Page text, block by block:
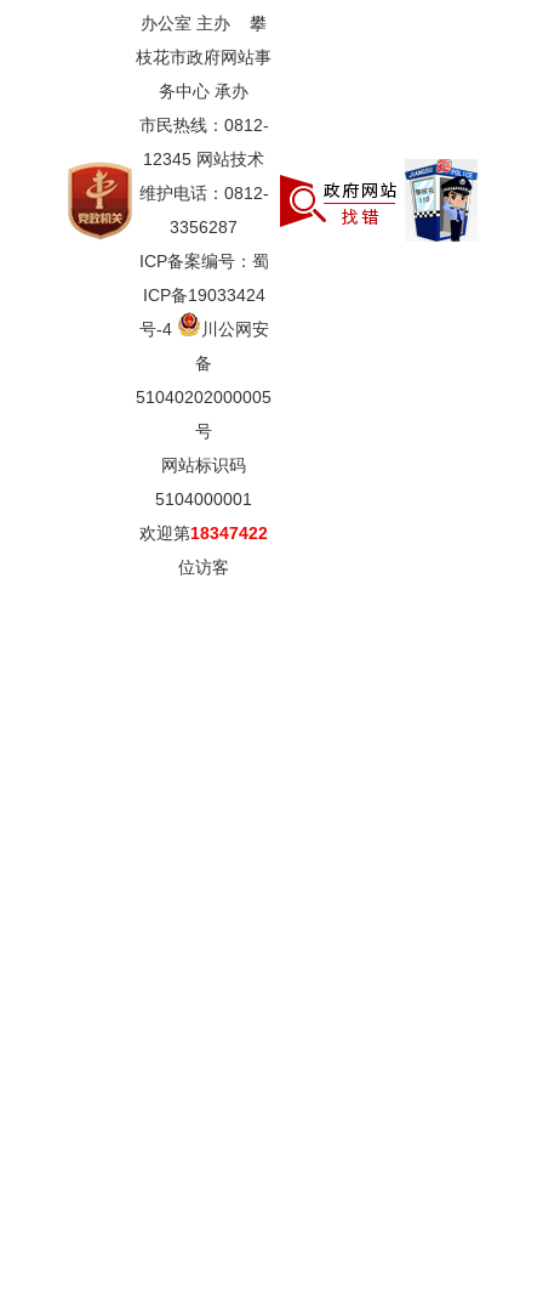
办公室 主办 攀
枝花市政府网站事
务中心 承办
市民热线：0812-
12345 网站技术
维护电话：0812-
3356287
ICP备案编号：蜀
ICP备19033424
号-4
川公网安
备
51040202000005
号
网站标识码
5104000001
欢迎第18347422
位访客